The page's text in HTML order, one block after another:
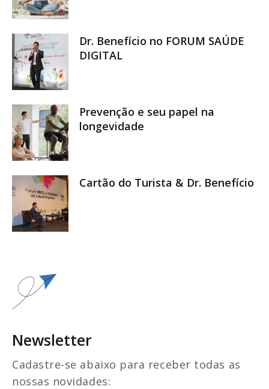
Dr. Benefício no FORUM SAÚDE
DIGITAL
Prevenção e seu papel na
longevidade
Cartão do Turista & Dr. Benefício
Newsletter
Cadastre-se abaixo para receber todas as
nossas novidades: